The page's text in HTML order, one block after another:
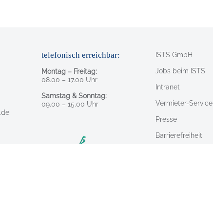
1 9 9 8 0
9 8 6 0 0 0
sylt.de
telefonisch erreichbar:
Montag – Freitag:
08.00 – 17.00 Uhr
Samstag & Sonntag:
09.00 – 15.00 Uhr
ISTS GmbH
Jobs beim ISTS
Intranet
Vermieter-Service
Presse
Barrierefreiheit